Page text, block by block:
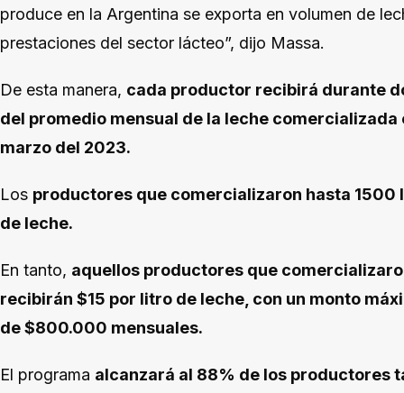
produce en la Argentina se exporta en volumen de
prestaciones del sector lácteo”, dijo Massa.
De esta manera, cada productor recibirá durante
del promedio mensual de la leche
marzo del 2023.
Los productores que comercializaron hasta
de leche.
En tanto, aquellos productores que
recibirán $15 por litro de leche, con un monto
de $800.000 mensuales.
El programa alcanzará al 88% de los productores